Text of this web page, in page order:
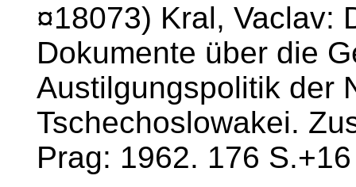
¤18073) Kral, Vaclav:
Dokumente über die
Austilgungspolitik der
Tschechoslowakei.
Prag: 1962. 176